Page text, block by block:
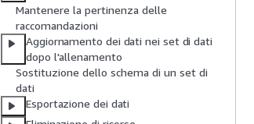
Mantenere la pertinenza delle
raccomandazioni
Aggiornamento dei dati nei set di dati
dopo l'allenamento
Sostituzione dello schema di un set di
dati
Esportazione dei dati